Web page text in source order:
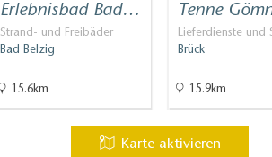
Erlebnisbad Bad…
Strand- und Freibäder
Bad Belzig
15.6km
Tenne
Lieferdienste und
Brück
15.9km
Karte aktivieren